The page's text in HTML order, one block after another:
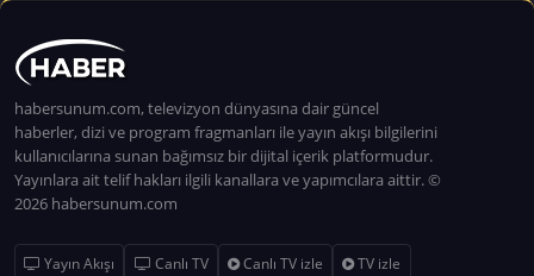
habersunum.com, televizyon dünyasına dair güncel
haberler, dizi ve program fragmanları ile yayın akışı bilgilerini
kullanıcılarına sunan bağımsız bir dijital içerik platformudur.
Yayınlara ait telif hakları ilgili kanallara ve yapımcılara aittir. ©
2026 habersunum.com
Yayın Akışı Canlı TV Canlı TV izle
TV izle